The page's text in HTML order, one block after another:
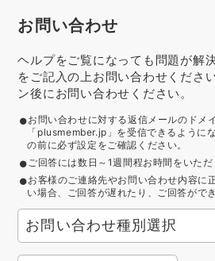
お問い合わせ
ヘルプをご覧になっても問題が解
をご記入の上お問い合わせくださ
ン後にお問い合わせください。
お問い合わせに対する返信メールのドメ
「plusmember.jp」を受信できるように
の前に必ず設定をご確認ください。
ご回答には数日～1週間程お時間をいただ
お客様のご連絡先やお問い合わせ内容に
い場合、ご回答が遅れたり、ご回答がで